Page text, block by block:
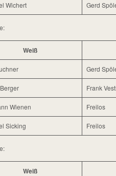
Wichert Gerd
Weiß
Gerd
Frank
Wienen Freilos
Sicking Freilos
Weiß